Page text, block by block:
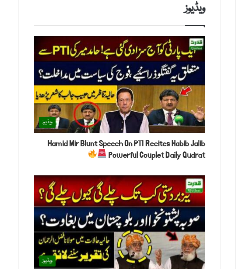
ویڈیوز
ویڈیوز
Hamid Mir Blunt Speech On PTI Recites Habib Jalib
Powerful Couplet Daily Qudrat
ویڈیوز